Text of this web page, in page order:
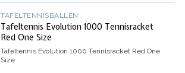
TAFELTENNISBALLEN
Tafeltennis Evolution 1000 Tennisracket
Red One Size
Tafeltennis Evolution 1000 Tennisracket Red One
Size